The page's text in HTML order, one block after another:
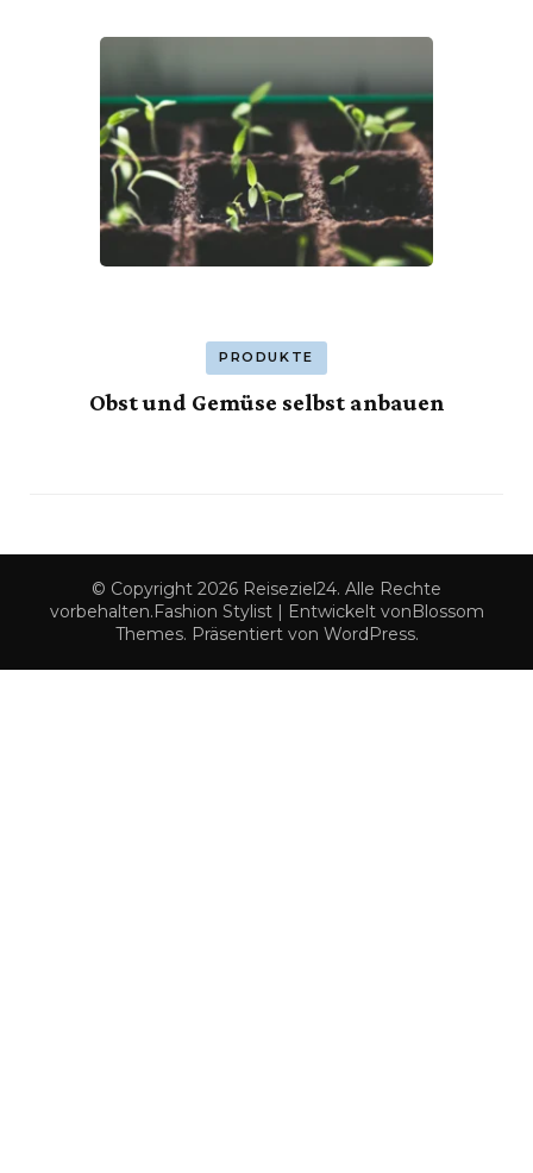
PRODUKTE
Obst und Gemüse selbst anbauen
© Copyright 2026 Reiseziel24. Alle Rechte
vorbehalten.Fashion Stylist | Entwickelt vonBlossom
Themes. Präsentiert von WordPress.